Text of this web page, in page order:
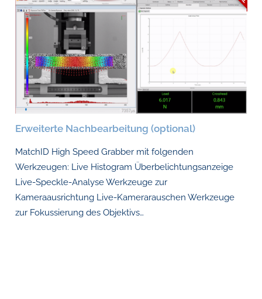
Erweiterte Nachbearbeitung (optional)
MatchID High Speed Grabber mit folgenden
Werkzeugen: Live Histogram Überbelichtungsanzeige
Live-Speckle-Analyse Werkzeuge zur
Kameraausrichtung Live-Kamerarauschen Werkzeuge
zur Fokussierung des Objektivs…